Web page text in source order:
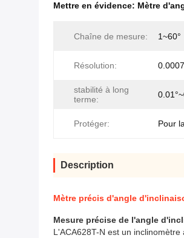
Mettre en évidence: Mètre
Chaîne de mesure: 1~60°
Résolution:
stabilité à long
terme:
Protéger: Pour
Description
Mètre précis d'angle
Mesure précise de l'angle
L'ACA628T-N est un